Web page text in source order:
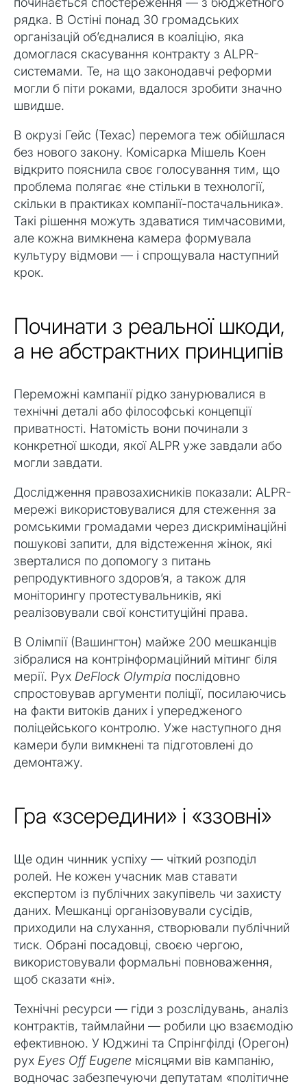
рядка. В Остіні понад 30 громадських
організацій об’єдналися в коаліцію, яка
домоглася скасування контракту з ALPR-
системами. Те, на що законодавчі реформи
могли б піти роками, вдалося зробити значно
швидше.
В окрузі Гейс (Техас) перемога теж обійшлася
без нового закону. Комісарка Мішель Коен
відкрито пояснила своє голосування тим, що
проблема полягає «не стільки в технології,
скільки в практиках компанії-постачальника».
Такі рішення можуть здаватися тимчасовими,
але кожна вимкнена камера формувала
культуру відмови — і спрощувала наступний
крок.
Починати з реальної шкоди,
а не абстрактних принципів
Переможні кампанії рідко занурювалися в
технічні деталі або філософські концепції
приватності. Натомість вони починали з
конкретної шкоди, якої ALPR уже завдали або
могли завдати.
Дослідження правозахисників показали: ALPR-
мережі використовувалися для стеження за
ромськими громадами через дискримінаційні
пошукові запити, для відстеження жінок, які
зверталися по допомогу з питань
репродуктивного здоров’я, а також для
моніторингу протестувальників, які
реалізовували свої конституційні права.
В Олімпії (Вашингтон) майже 200 мешканців
зібралися на контрінформаційний мітинг біля
мерії. Рух DeFlock Olympia послідовно
спростовував аргументи поліції, посилаючись
на факти витоків даних і упередженого
поліцейського контролю. Уже наступного дня
камери були вимкнені та підготовлені до
демонтажу.
Гра «зсередини» і «ззовні»
Ще один чинник успіху — чіткий розподіл
ролей. Не кожен учасник мав ставати
експертом із публічних закупівель чи захисту
даних. Мешканці організовували сусідів,
приходили на слухання, створювали публічний
тиск. Обрані посадовці, своєю чергою,
використовували формальні повноваження,
щоб сказати «ні».
Технічні ресурси — гіди з розслідувань, аналіз
контрактів, таймлайни — робили цю взаємодію
ефективною. У Юджині та Спрінгфілді (Орегон)
рух Eyes Off Eugene місяцями вів кампанію,
водночас забезпечуючи депутатам «політичне